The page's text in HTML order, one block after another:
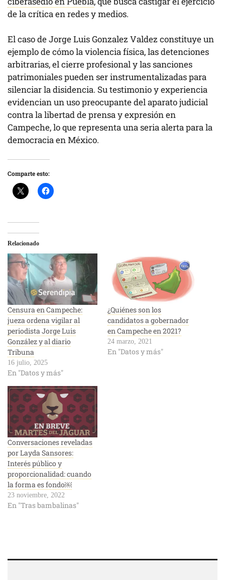
de la crítica en redes y medios.
El caso de Jorge Luis Gonzalez Valdez constituye un
ejemplo de cómo la violencia física, las detenciones
arbitrarias, el cierre profesional y las sanciones
patrimoniales pueden ser instrumentalizadas para
silenciar la disidencia. Su testimonio y experiencia
evidencian un uso preocupante del aparato judicial
contra la libertad de prensa y expresión en
Campeche, lo que representa una seria alerta para la
democracia en México.
Comparte esto:
Relacionado
Censura en Campeche:
jueza ordena vigilar al
periodista Jorge Luis
González y al diario
Tribuna
16 julio, 2025
En "Datos y más"
¿Quiénes son los
candidatos a gobernador
en Campeche en 2021?
24 marzo, 2021
En "Datos y más"
Conversaciones reveladas
por Layda Sansores:
Interés público y
proporcionalidad: cuando
la forma es fondo￼
23 noviembre, 2022
En "Tras bambalinas"